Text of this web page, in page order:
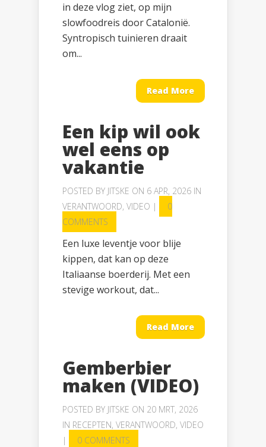
in deze vlog ziet, op mijn
slowfoodreis door Catalonië.
Syntropisch tuinieren draait
om...
Read More
Een kip wil ook
wel eens op
vakantie
POSTED BY JITSKE ON 6 APR, 2026 IN
VERANTWOORD, VIDEO |
0
COMMENTS
Een luxe leventje voor blije
kippen, dat kan op deze
Italiaanse boerderij. Met een
stevige workout, dat...
Read More
Gemberbier
maken (VIDEO)
POSTED BY JITSKE ON 20 MRT, 2026
IN RECEPTEN, VERANTWOORD, VIDEO
|
0 COMMENTS